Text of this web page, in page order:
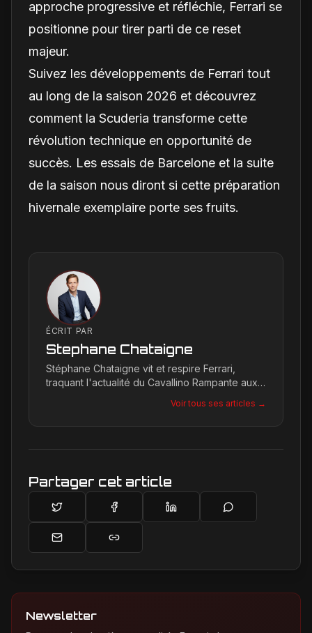
approche progressive et réfléchie, Ferrari se
positionne pour tirer parti de ce reset
majeur.
Suivez les développements de Ferrari tout
au long de la saison 2026 et découvrez
comment la Scuderia transforme cette
révolution technique en opportunité de
succès. Les essais de Barcelone et la suite
de la saison nous diront si cette préparation
hivernale exemplaire porte ses fruits.
ÉCRIT PAR
Stephane Chataigne
Stéphane Chataigne vit et respire Ferrari,
traquant l'actualité du Cavallino Rampante aux
permet de décrypter les tendances et les
secrets de la marque, offrant une plongée
passionnés.
Voir tous ses articles →
Partager cet article
Newsletter